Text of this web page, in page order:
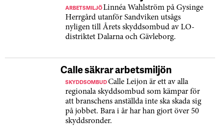
ARBETSMILJÖLinnéa Wahlström på Gysinge
Herrgård utanför Sandviken utsågs
nyligen till Årets skyddsombud av LO-
distriktet Dalarna och Gävleborg.
Calle säkrar arbetsmiljön
SKYDDSOMBUDCalle Leijon är ett av alla
regionala skyddsombud som kämpar för
att branschens anställda inte ska skada sig
på jobbet. Bara i år har han gjort över 50
skyddsronder.